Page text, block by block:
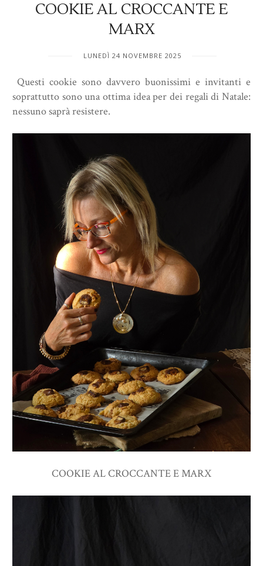
COOKIE AL CROCCANTE E
MARX
LUNEDÌ 24 NOVEMBRE 2025
Questi cookie sono davvero buonissimi e invitanti e
soprattutto sono una ottima idea per dei regali di Natale:
nessuno saprà resistere.
COOKIE AL CROCCANTE E MARX